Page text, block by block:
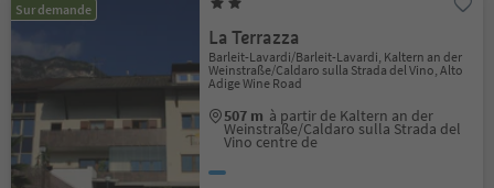
Sur demande
La Terrazza
Barleit-Lavardi/Barleit-Lavardi, Kaltern an der
Weinstraße/Caldaro sulla Strada del Vino, Alto
Adige Wine Road
507 m à partir de Kaltern an der
Weinstraße/Caldaro sulla Strada del
Vino centre de